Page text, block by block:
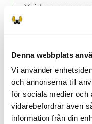
Denna webbplats
Vi använder
och annonserna till
för sociala medier och
vidarebefordrar även
information från din
Voidaan ampua
Österbotten